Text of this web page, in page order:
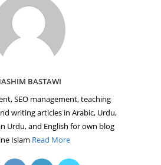
BASTAWI
SEO management, teaching
writing articles in Arabic, Urdu,
Urdu, and English for own blog
Islam Read More